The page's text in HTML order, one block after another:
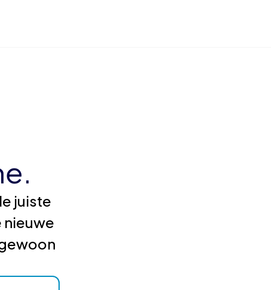
juiste
nieuwe